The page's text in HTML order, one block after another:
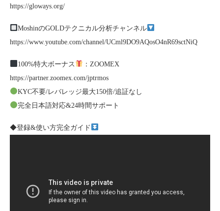
https://gloways.org/
MoshinのGOLDテクニカル分析チャンネル
https://www.youtube.com/channel/UCml9DO9AQosO4nR69sctNiQ
100%特大ボーナス
：ZOOMEX
https://partner.zoomex.com/jptrmos
KYC不要/レバレッジ最大150倍/追証なし
完全日本語対応&24時間サポート
◆登録&使い方完全ガイド